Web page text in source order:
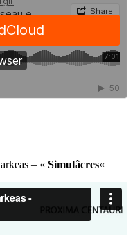
– « Simulâcres«